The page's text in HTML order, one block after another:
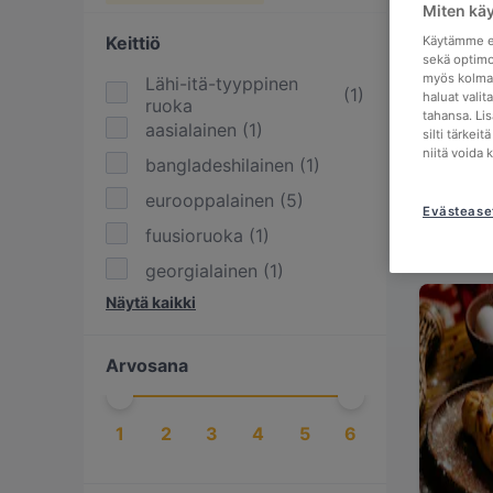
Keittiö
Lähi-itä-tyyppinen
ruoka
(1)
aasialainen (1)
bangladeshilainen (1)
eurooppalainen (5)
fuusioruoka (1)
georgialainen (1)
intialainen
kebab-paikka
pizzapaikka
1
Näytä kaikki
Arvosana
1 2 3 4 5 6
Miten
Käytämme
sekä
myös
haluat
tahansa.
silti
niitä voida